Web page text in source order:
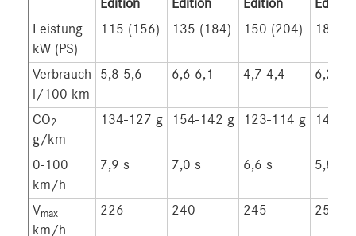
Edition Edition Edition
Edition
Leistung
kW (PS)
115 (156) 135 (184) 150 (204) 180
Verbrauch
l/100 km
5,8-5,6 6,6-6,1 4,7-4,4 6,2-5,8
CO2
g/km
134-127 g 154-142 g 123-114 g 144-
0-100
km/h
7,9 s 7,0 s 6,6 s 5,8 s
Vmax
km/h
226 240 245 250